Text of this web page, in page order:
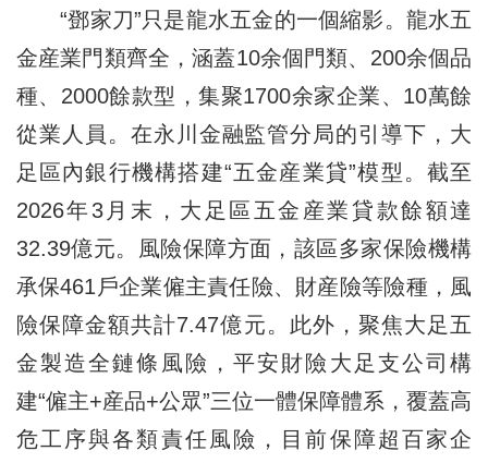
“鄧家刀”只是龍水五金的一個縮影。龍水五
金産業門類齊全，涵蓋10余個門類、200余個品
種、2000餘款型，集聚1700余家企業、10萬餘
從業人員。在永川金融監管分局的引導下，大
足區內銀行機構搭建“五金産業貸”模型。截至
2026年3月末，大足區五金産業貸款餘額達
32.39億元。風險保障方面，該區多家保險機構
承保461戶企業僱主責任險、財産險等險種，風
險保障金額共計7.47億元。此外，聚焦大足五
金製造全鏈條風險，平安財險大足支公司構
建“僱主+産品+公眾”三位一體保障體系，覆蓋高
危工序與各類責任風險，目前保障超百家企